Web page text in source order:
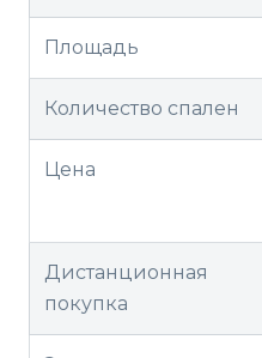
Площадь
Количество спален
Цена
Дистанционная
покупка